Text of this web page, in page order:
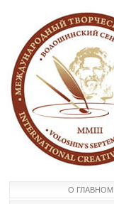
О ГЛАВНОМ